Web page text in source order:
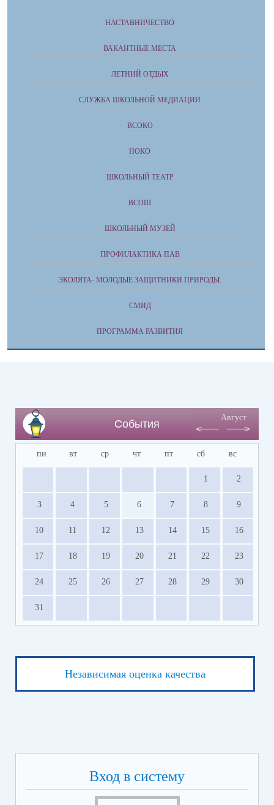
НАСТАВНИЧЕСТВО
ВАКАНТНЫЕ МЕСТА
ЛЕТНИЙ ОТДЫХ
СЛУЖБА ШКОЛЬНОЙ МЕДИАЦИИ
ВСОКО
НОКО
ШКОЛЬНЫЙ ТЕАТР
ВСОШ
ШКОЛЬНЫЙ МУЗЕЙ
ПРОФИЛАКТИКА ПАВ
ЭКОЛЯТА- МОЛОДЫЕ ЗАЩИТНИКИ ПРИРОДЫ.
СМИД
ПРОГРАММА РАЗВИТИЯ
События
Август
пн вт ср чт пт сб вс
1 2
3 4 5 6 7 8 9
10 11 12 13 14 15 16
17 18 19 20 21 22 23
24 25 26 27 28 29 30
31
Независимая оценка качества
Вход в систему